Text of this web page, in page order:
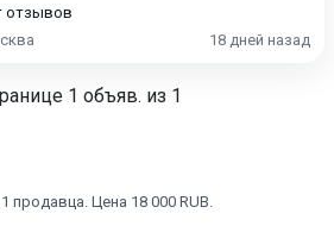
отзывов
18 дней назад
1 объяв. из 1
продавца. Цена 18 000 RUB.